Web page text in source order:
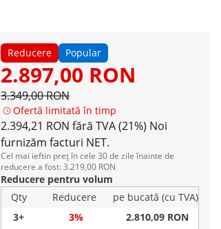
Reducere Popular
2.897,00 RON
3.349,00 RON
Ofertă limitată în timp
2.394,21 RON fără TVA (21%) Noi
furnizăm facturi NET.
Cel mai ieftin preț în cele 30 de zile înainte de
reducere a fost: 3.219,00 RON
Reducere pentru volum
Qty
Reducere
pe bucată (cu TVA)
3+
3%
2.810,09 RON